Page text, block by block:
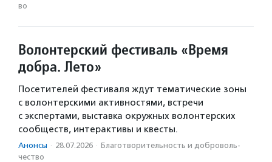
во
Волонтерский фестиваль «Время
добра. Лето»
Посетителей фестиваля ждут тематические зоны
с волонтерскими активностями, встречи
с экспертами, выставка окружных волонтерских
сообществ, интерактивы и квесты.
Анонсы · 28.07.2026 · Благотвори­тель­ность и доброволь­
чест­во